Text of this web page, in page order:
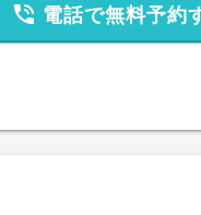
phone_in_talk 電話で無料予約